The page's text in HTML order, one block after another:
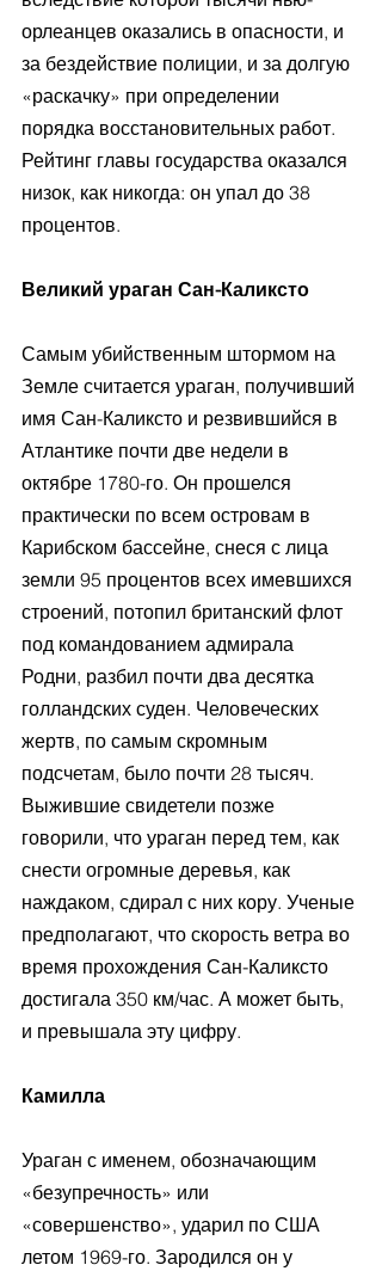
орлеанцев оказались в опасности, и
за бездействие полиции, и за долгую
«раскачку» при определении
порядка восстановительных работ.
Рейтинг главы государства оказался
низок, как никогда: он упал до 38
процентов.
Великий ураган Сан-Каликсто
Самым убийственным штормом на
Земле считается ураган, получивший
имя Сан-Каликсто и резвившийся в
Атлантике почти две недели в
октябре 1780-го. Он прошелся
практически по всем островам в
Карибском бассейне, снеся с лица
земли 95 процентов всех имевшихся
строений, потопил британский флот
под командованием адмирала
Родни, разбил почти два десятка
голландских суден. Человеческих
жертв, по самым скромным
подсчетам, было почти 28 тысяч.
Выжившие свидетели позже
говорили, что ураган перед тем, как
снести огромные деревья, как
наждаком, сдирал с них кору. Ученые
предполагают, что скорость ветра во
время прохождения Сан-Каликсто
достигала 350 км/час. А может быть,
и превышала эту цифру.
Камилла
Ураган с именем, обозначающим
«безупречность» или
«совершенство», ударил по США
летом 1969-го. Зародился он у